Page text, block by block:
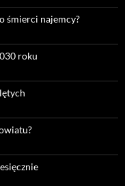
śmierci najemcy?
roku